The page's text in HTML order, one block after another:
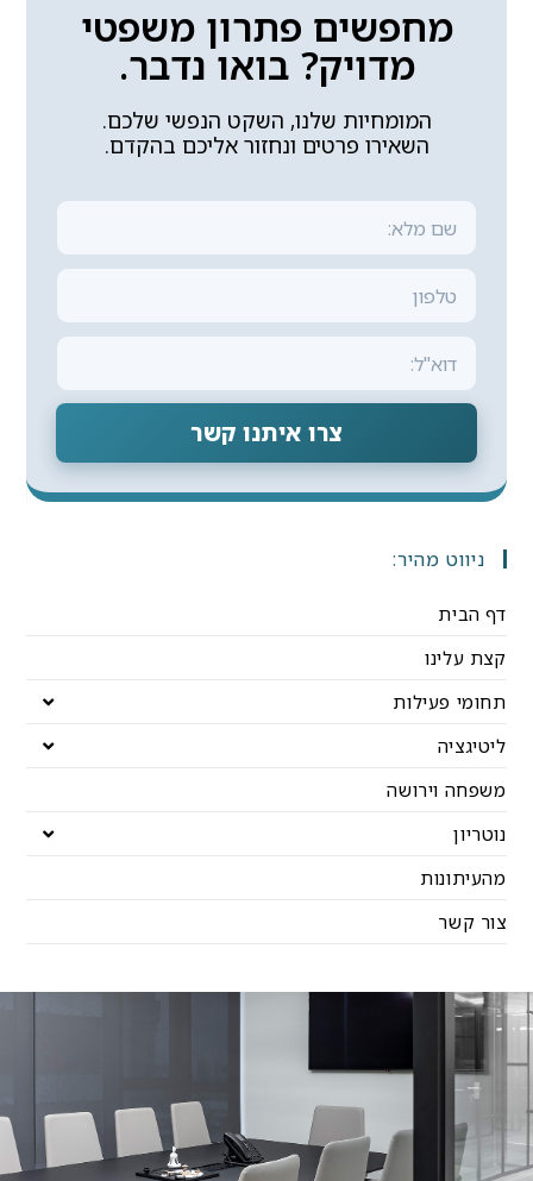
מחפשים פתרון משפטי
מדויק? בואו נדבר.
המומחיות שלנו, השקט הנפשי שלכם.
השאירו פרטים ונחזור אליכם בהקדם.
צרו איתנו קשר
ניווט מהיר:
דף הבית
קצת עלינו
תחומי פעילות
ליטיגציה
משפחה וירושה
נוטריון
מהעיתונות
צור קשר